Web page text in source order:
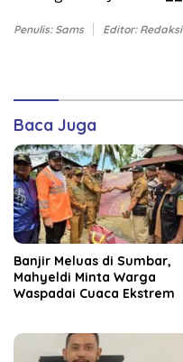
Penulis: Sams Editor: Redaksi
Baca Juga
Banjir Meluas di Sumbar,
Mahyeldi Minta Warga
Waspadai Cuaca Ekstrem